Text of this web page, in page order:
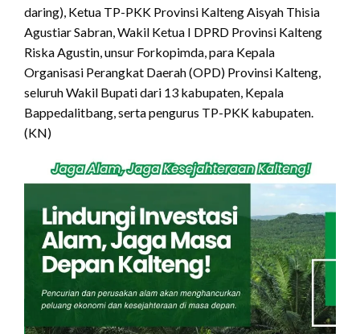
daring), Ketua TP-PKK Provinsi Kalteng Aisyah Thisia
Agustiar Sabran, Wakil Ketua I DPRD Provinsi Kalteng
Riska Agustin, unsur Forkopimda, para Kepala
Organisasi Perangkat Daerah (OPD) Provinsi Kalteng,
seluruh Wakil Bupati dari 13 kabupaten, Kepala
Bappedalitbang, serta pengurus TP-PKK kabupaten.
(KN)